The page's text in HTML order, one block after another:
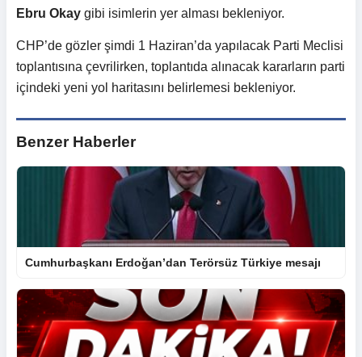
Ebru Okay gibi isimlerin yer alması bekleniyor.
CHP’de gözler şimdi 1 Haziran’da yapılacak Parti Meclisi
toplantısına çevrilirken, toplantıda alınacak kararların parti
içindeki yeni yol haritasını belirlemesi bekleniyor.
Benzer Haberler
Cumhurbaşkanı Erdoğan’dan Terörsüz Türkiye mesajı